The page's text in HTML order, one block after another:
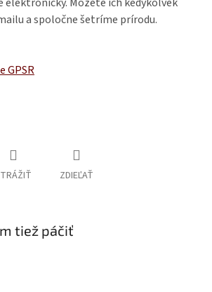
a spoločne šetríme prírodu.
GPSR
ZDIEĽAŤ
tiež páčiť